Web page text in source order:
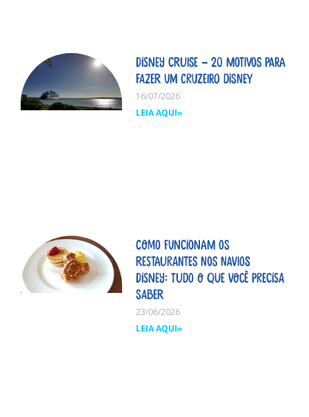
Disney Cruise – 20 motivos para
fazer um cruzeiro Disney
16/07/2026
LEIA AQUI»
Como funcionam os
restaurantes nos navios
Disney: tudo o que você precisa
saber
23/06/2026
LEIA AQUI»